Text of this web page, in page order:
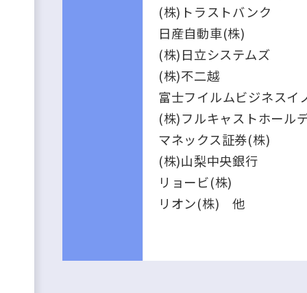
(株)トラストバンク
日産自動車(株)
(株)日立システムズ
(株)不二越
富士フイルムビジネス
(株)フルキャストホール
マネックス証券(株)
(株)山梨中央銀行
リョービ(株)
リオン(株) 他